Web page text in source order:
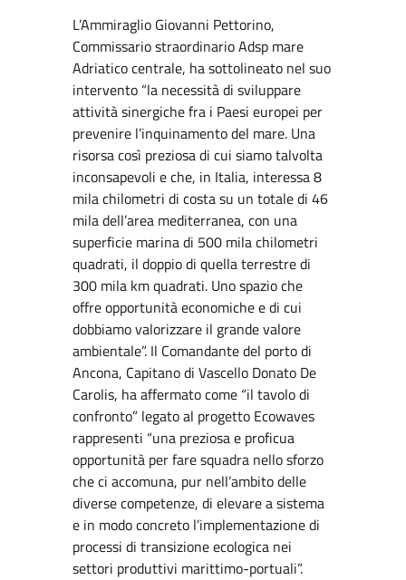
L’Ammiraglio Giovanni Pettorino,
Commissario straordinario Adsp mare
Adriatico centrale, ha sottolineato nel suo
intervento “la necessità di sviluppare
attività sinergiche fra i Paesi europei per
prevenire l’inquinamento del mare. Una
risorsa così preziosa di cui siamo talvolta
inconsapevoli e che, in Italia, interessa 8
mila chilometri di costa su un totale di 46
mila dell’area mediterranea, con una
superficie marina di 500 mila chilometri
quadrati, il doppio di quella terrestre di
300 mila km quadrati. Uno spazio che
offre opportunità economiche e di cui
dobbiamo valorizzare il grande valore
ambientale”. Il Comandante del porto di
Ancona, Capitano di Vascello Donato De
Carolis, ha affermato come “il tavolo di
confronto” legato al progetto Ecowaves
rappresenti “una preziosa e proficua
opportunità per fare squadra nello sforzo
che ci accomuna, pur nell’ambito delle
diverse competenze, di elevare a sistema
e in modo concreto l’implementazione di
processi di transizione ecologica nei
settori produttivi marittimo-portuali”.